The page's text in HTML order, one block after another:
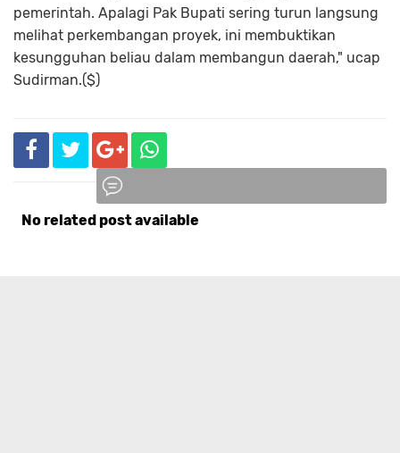
pemerintah. Apalagi Pak Bupati sering turun langsung
melihat perkembangan proyek, ini membuktikan
kesungguhan beliau dalam membangun daerah," ucap
Sudirman.($)
No related post available